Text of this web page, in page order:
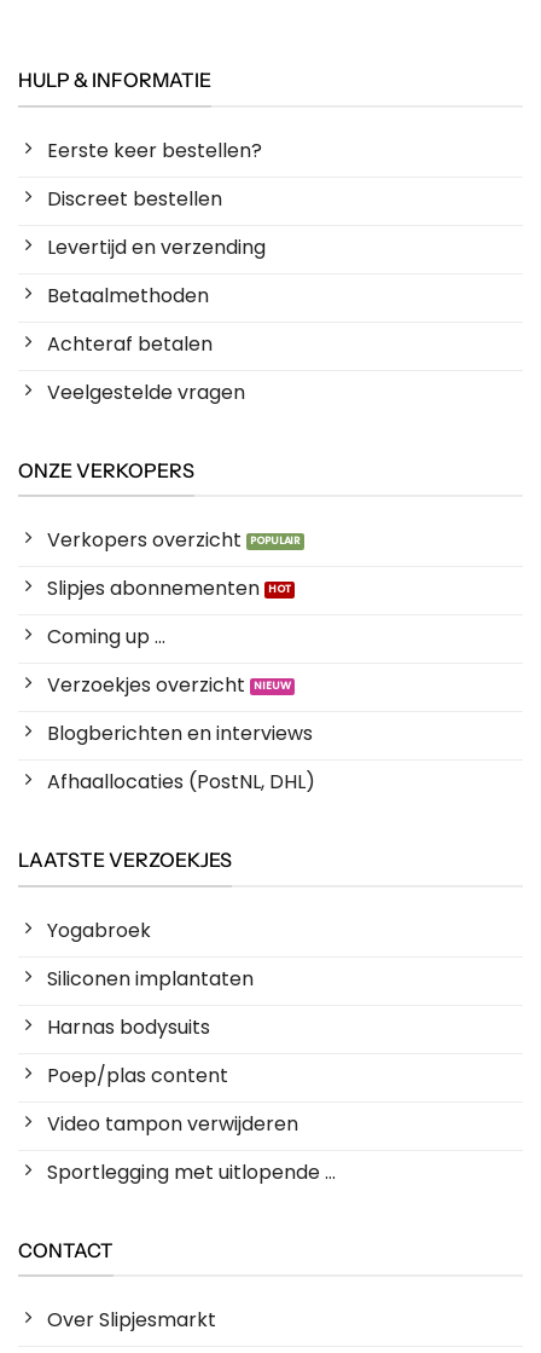
HULP & INFORMATIE
Eerste keer bestellen?
Discreet bestellen
Levertijd en verzending
Betaalmethoden
Achteraf betalen
Veelgestelde vragen
ONZE VERKOPERS
Verkopers overzicht
Slipjes abonnementen
Coming up ...
Verzoekjes overzicht
Blogberichten en interviews
Afhaallocaties (PostNL, DHL)
LAATSTE VERZOEKJES
Yogabroek
Siliconen implantaten
Harnas bodysuits
Poep/plas content
Video tampon verwijderen
Sportlegging met uitlopende ...
CONTACT
Over Slipjesmarkt